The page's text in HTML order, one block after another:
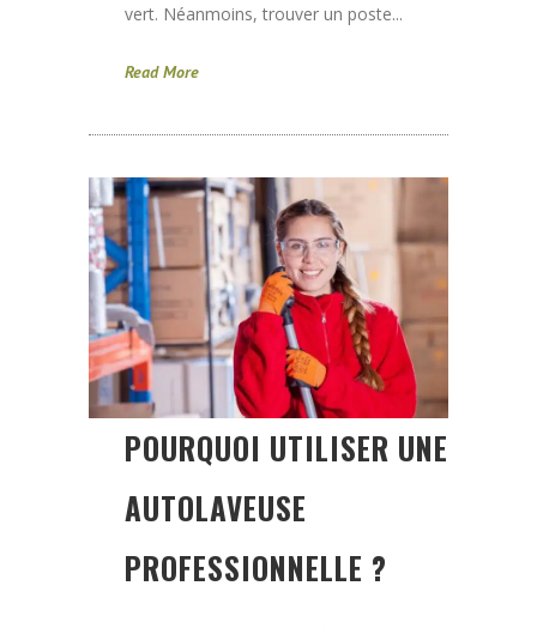
vert. Néanmoins, trouver un poste...
Read More
POURQUOI UTILISER UNE
AUTOLAVEUSE
PROFESSIONNELLE ?